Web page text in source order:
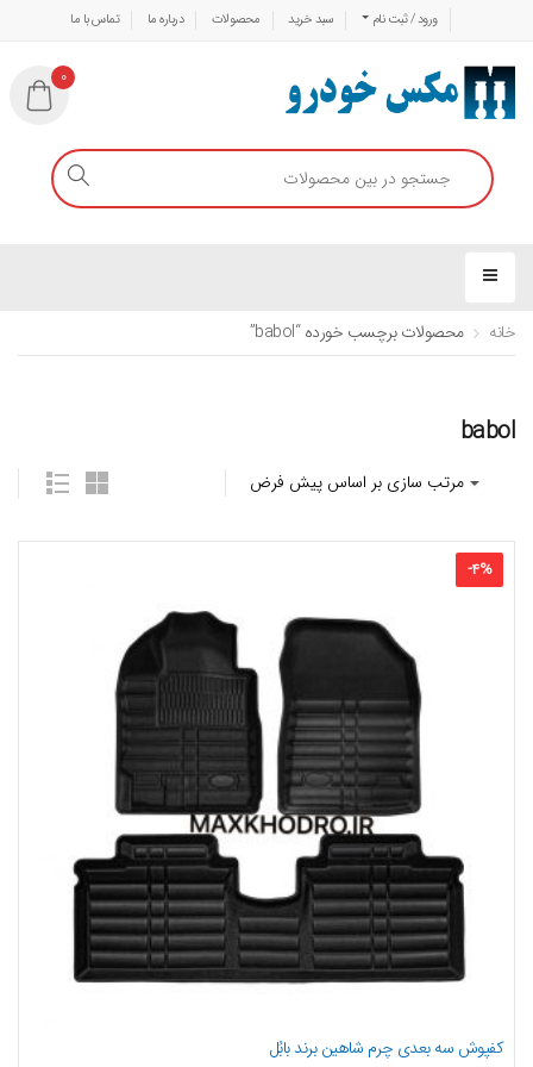
ورود / ثبت نام سبد خرید محصولات درباره ما تماس با ما
0
خانه محصولات برچسب خورده “babol”
babol
-4%
کفپوش سه بعدی چرم شاهین برند بابُل